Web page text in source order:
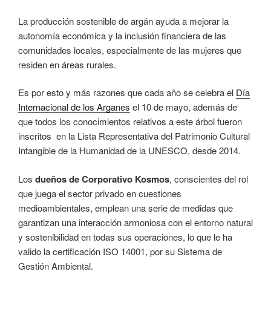
La producción sostenible de argán ayuda a mejorar la
autonomía económica y la inclusión financiera de las
comunidades locales, especialmente de las mujeres que
residen en áreas rurales.
Es por esto y más razones que cada año se celebra el Día
Internacional de los Arganes el 10 de mayo, además de
que todos los conocimientos relativos a este árbol fueron
inscritos en la Lista Representativa del Patrimonio Cultural
Intangible de la Humanidad de la UNESCO, desde 2014.
Los dueños de Corporativo Kosmos, conscientes del rol
que juega el sector privado en cuestiones
medioambientales, emplean una serie de medidas que
garantizan una interacción armoniosa con el entorno natural
y sostenibilidad en todas sus operaciones, lo que le ha
valido la certificación ISO 14001, por su Sistema de
Gestión Ambiental.